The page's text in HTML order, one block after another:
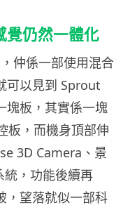
覺仍然一體化
仲係一部使用混合
可以見到 Sprout
塊板，其實係一塊
板，而機身頂部伸
3D Camera、景
，功能後續再
，望落就似一部科